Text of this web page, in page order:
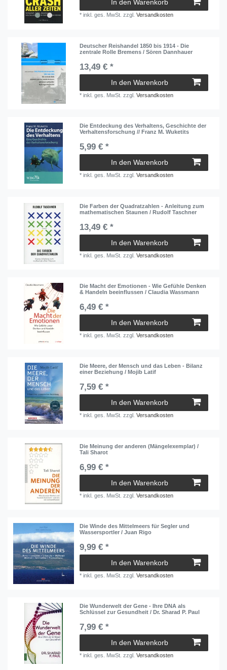
In den Warenkorb
*inkl. ges. MwSt. zzgl.Versandkosten
Deutscher Reishandel 1850 bis 1914 - Die
zentrale Rolle Bremens / Sören Dannhauer
13,49 € *
In den Warenkorb
*inkl. ges. MwSt. zzgl.Versandkosten
Die Entdeckung des Verhaltens, Geschichte der
Verhaltensforschung // Franz M. Wuketits
5,99 € *
In den Warenkorb
*inkl. ges. MwSt. zzgl.Versandkosten
Die Farben der Quadratzahlen - Anleitung zum
mathematischen Staunen / Rudolf Taschner
13,49 € *
In den Warenkorb
*inkl. ges. MwSt. zzgl.Versandkosten
Die Macht der Emotionen - Wie Gefühle Denken
& Handeln beeinflussen / Claudia Wassmann
6,49 € *
In den Warenkorb
*inkl. ges. MwSt. zzgl.Versandkosten
Die Meere, der Mensch und das Leben - Bilanz
einer Beziehung / Mojib Latif
7,59 € *
In den Warenkorb
*inkl. ges. MwSt. zzgl.Versandkosten
Die Meinung der anderen (Mängelexemplar) /
Tali Sharot
6,99 € *
In den Warenkorb
*inkl. ges. MwSt. zzgl.Versandkosten
Die Winde des Mittelmeers für Segler und
Wassersportler / Juan Rigo
9,99 € *
In den Warenkorb
*inkl. ges. MwSt. zzgl.Versandkosten
Die Wunderwelt der Gene - Ihre DNA als
Schlüssel zur Gesundheit / Dr. Sharad P. Paul
7,99 € *
In den Warenkorb
*inkl. ges. MwSt. zzgl.Versandkosten